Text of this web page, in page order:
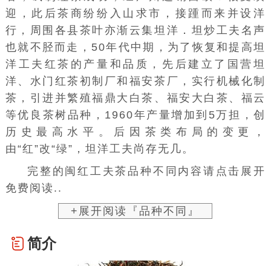
迎，此后茶商纷纷入山求市，接踵而来并设洋
行，周围各县茶叶亦渐云集坦洋．坦炒工夫名声
也就不胫而走，50年代中期，为了恢复和提高坦
洋工夫红茶的产量和品质，先后建立了国营坦
洋、水门红茶初制厂和福安茶厂，实行机械化制
茶，引进并繁殖福鼎大白茶、福安大白茶、福云
等优良茶树品种，1960年产量增加到5万担，创
历史最高水平。后因茶类布局的变更，
由“红”改“绿”，坦洋工夫尚存无几。
完整的闽红工夫茶品种不同内容请点击展开
免费阅读..
+展开阅读『品种不同』
简介